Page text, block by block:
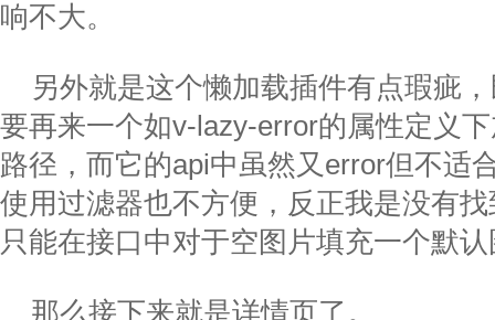
响不大。
另外就是这个懒加载插件有点瑕疵
要再来一个如v-lazy-error的属性定义
路径，而它的api中虽然又error但不适
使用过滤器也不方便，反正我是没有
只能在接口中对于空图片填充一个默
那么接下来就是详情页了。